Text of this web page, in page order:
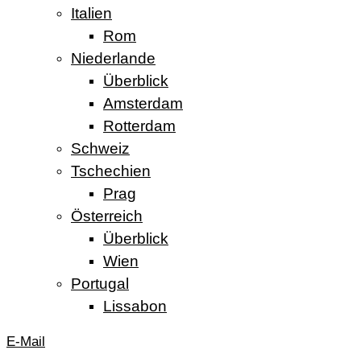
Italien
Rom
Niederlande
Überblick
Amsterdam
Rotterdam
Schweiz
Tschechien
Prag
Österreich
Überblick
Wien
Portugal
Lissabon
E-Mail